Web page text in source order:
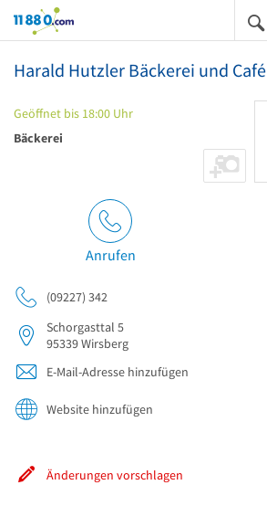
11880.com
Harald Hutzler Bäckerei und Café
Geöffnet bis 18:00 Uhr
Bäckerei
Anrufen
(09227) 342
Schorgasttal 5
95339Wirsberg
E-Mail-Adresse hinzufügen
Website hinzufügen
Änderungen vorschlagen